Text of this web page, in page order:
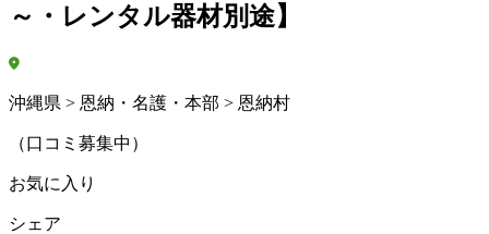
～・レンタル器材別途】
沖縄県 > 恩納・名護・本部 > 恩納村
（口コミ募集中）
お気に入り
シェア